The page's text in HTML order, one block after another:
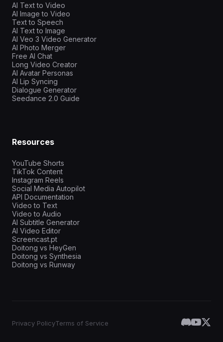
AI Text to Video
AI Image to Video
Text to Speech
AI Text to Image
AI Veo 3 Video Generator
AI Photo Merger
Free AI Chat
Long Video Creator
AI Avatar Personas
AI Lip Syncing
Dialogue Generator
Seedance 2.0 Guide
Resources
YouTube Shorts
TikTok Content
Instagram Reels
Social Media Autopilot
API Documentation
Video to Text
Video to Audio
AI Subtitle Generator
AI Video Editor
Screencast.pt
Doitong vs HeyGen
Doitong vs Synthesia
Doitong vs Runway
Privacy PolicyTerms of Service